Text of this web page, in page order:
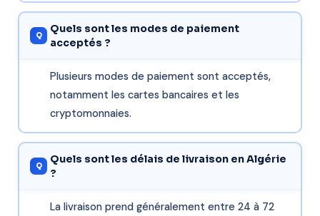
Quels sont les modes de paiement
acceptés ?
Plusieurs modes de paiement sont acceptés,
notamment les cartes bancaires et les
cryptomonnaies.
Quels sont les délais de livraison en Algérie
?
La livraison prend généralement entre 24 à 72